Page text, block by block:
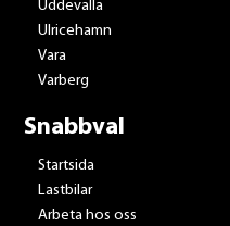
Uddevalla
Ulricehamn
Vara
Varberg
Snabbval
Startsida
Lastbilar
Arbeta hos oss